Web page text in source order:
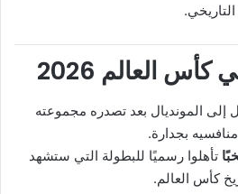
العالم 2026
المونديال بعد تصدره مجموعته
بجدارة.
تأهلوا رسميًا للبطولة التي ستشهد
كأس العالم.